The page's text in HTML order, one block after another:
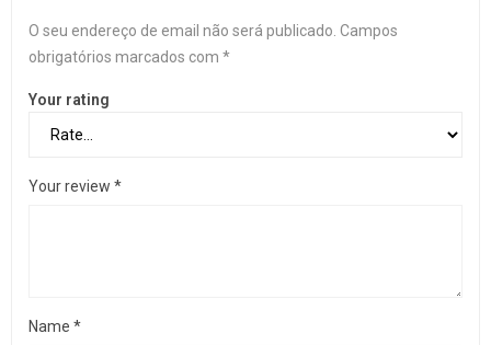
O seu endereço de email não será publicado. Campos
obrigatórios marcados com *
Your rating
Your review *
Name *